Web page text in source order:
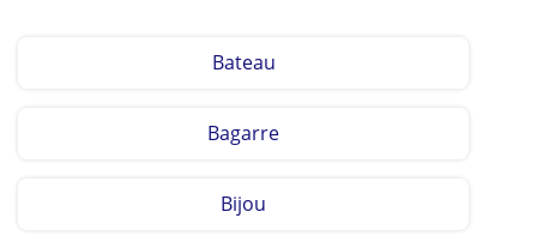
Bateau
Bagarre
Bijou